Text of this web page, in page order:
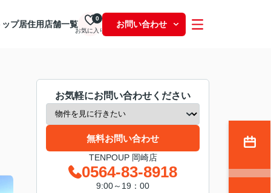
ップ居住用店舗一覧
お気に入り
0
お問い合わせ
お気軽にお問い合わせください
無料お問い合わせ
TENPOUP 岡崎店
0564-83-8918
9:00～19：00